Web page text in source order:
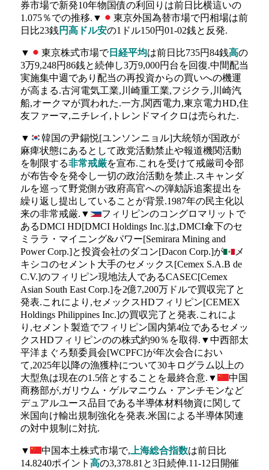
券市場で新発10年物国債の利回りは前日比横這いの
1.075％での推移.▼
東京外国為替市場で円相場は前
日比23銭円高ドル安の1ドル150円01-02銭と反発.
▼ 東京株式市場で日経平均は前日比735円84銭高の
3万9,248円86銭と続伸し3万9,000円台を回復.中間配当
実施集中週であり配当の再投資からの買いへの機運
が高まる.古河電気工業,川崎重工業,フジクラ,川崎汽
船,オークマが買われた.一方,関西電力,東京電力HD,住
友ファーマ,ニチレイ,トレンドマイクロは売られた.
▼
韓国の尹錫悦[ユンソンニョル]大統領が国政が
麻痺状態にあるとして政党活動禁止や報道機関活動
を制限する非常戒厳を宣布.これを受けて戒厳司令部
が布告令を発令し一切の政治活動を禁止.スキャンダ
ルを巡って野党側が政府高官への弾劾訴追案提出を
繰り返し提出していることが背景.1987年の民主化以
来の非常戒厳.▼
フィリピンのコングロマリットで
あるDMCI HD[DMCI Holdings Inc.]は,DMCI傘下のセ
ミララ・マイニング&パワー[Semirara Mining and
Power Corp.]と投資会社のダコン[Dacon Corp.]が
メ
キシコのセメント大手のセメックス[Cemex S.A.B de
C.V.]のフィリピン現地法人であるCASEC[Cemex
Asian South East Corp.]を2億7,200万ドルで買収完了と
発表.これにより,セメックスHDフィリピン[CEMEX
Holdings Philippines Inc.]の買収完了と発表.これによ
り,セメント製造でフィリピン国内第4位であるセメッ
クスHDフィリピンのの株式約90％を取得.▼中西部太
平洋まぐろ類委員会[WCPFC]が年次会合におい
て,2025年以降の漁獲枠について30キログラム以上の
大型魚は現在の1.5倍とすることを最終合意.▼
中国
商務部が,ガリウム・ゲルマニウム・アンチモンなど
デュアルユース品目である半導体材料物資に関して
米国向け輸出規制強化を発表.米国による半導体関連
の対中規制に対抗.
▼ 中国本土株式市場で,上海総合指数は前日比
14.8240ポイント 高の3,378.81と3日続伸.11-12日開催